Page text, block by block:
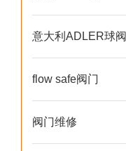
意大利ADLER球阀
flow safe阀门
阀门维修